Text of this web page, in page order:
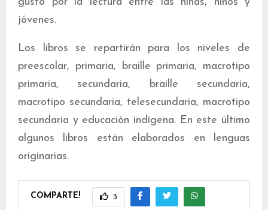
jóvenes.
Los libros se repartirán para los niveles de
preescolar, primaria, braille primaria, macrotipo
primaria, secundaria, braille secundaria,
macrotipo secundaria, telesecundaria, macrotipo
secundaria y educación indígena. En este último
algunos libros están elaborados en lenguas
originarias.
COMPARTE! 3